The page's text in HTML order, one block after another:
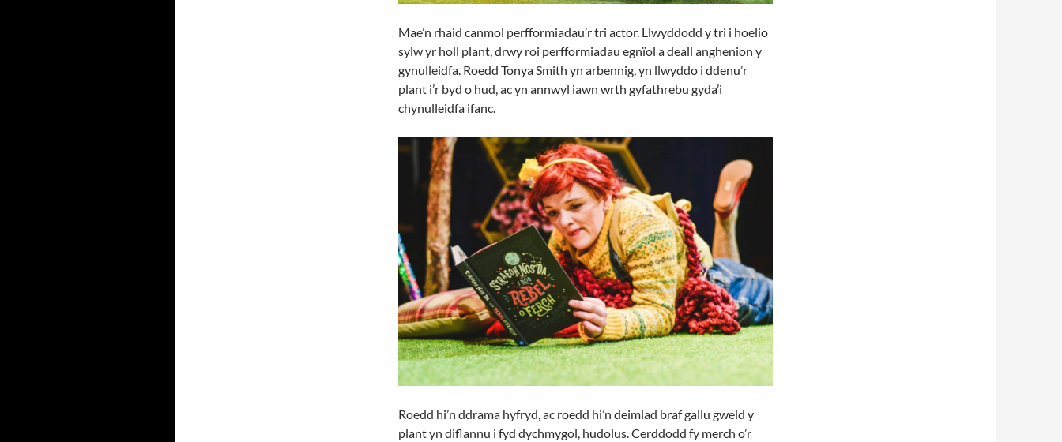
Mae’n rhaid canmol perfformiadau’r tri actor. Llwyddodd y tri i hoelio
sylw yr holl plant, drwy roi perfformiadau egnïol a deall anghenion y
gynulleidfa. Roedd Tonya Smith yn arbennig, yn llwyddo i ddenu’r
plant i’r byd o hud, ac yn annwyl iawn wrth gyfathrebu gyda’i
chynulleidfa ifanc.
Roedd hi’n ddrama hyfryd, ac roedd hi’n deimlad braf gallu gweld y
plant yn diflannu i fyd dychmygol, hudolus. Cerddodd fy merch o’r